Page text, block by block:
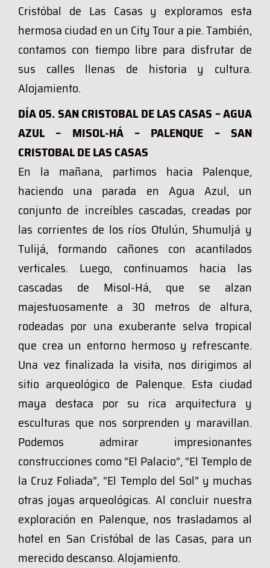
Cristóbal de Las Casas y exploramos esta
hermosa ciudad en un City Tour a pie. También,
contamos con tiempo libre para disfrutar de
sus calles llenas de historia y cultura.
Alojamiento.
DÍA 05. SAN CRISTOBAL DE LAS CASAS – AGUA
AZUL – MISOL-HÁ – PALENQUE – SAN
CRISTOBAL DE LAS CASAS
En la mañana, partimos hacia Palenque,
haciendo una parada en Agua Azul, un
conjunto de increíbles cascadas, creadas por
las corrientes de los ríos Otulún, Shumuljá y
Tulijá, formando cañones con acantilados
verticales. Luego, continuamos hacia las
cascadas de Misol-Há, que se alzan
majestuosamente a 30 metros de altura,
rodeadas por una exuberante selva tropical
que crea un entorno hermoso y refrescante.
Una vez finalizada la visita, nos dirigimos al
sitio arqueológico de Palenque. Esta ciudad
maya destaca por su rica arquitectura y
esculturas que nos sorprenden y maravillan.
Podemos admirar impresionantes
construcciones como “El Palacio”, “El Templo de
la Cruz Foliada”, “El Templo del Sol” y muchas
otras joyas arqueológicas. Al concluir nuestra
exploración en Palenque, nos trasladamos al
hotel en San Cristóbal de las Casas, para un
merecido descanso. Alojamiento.